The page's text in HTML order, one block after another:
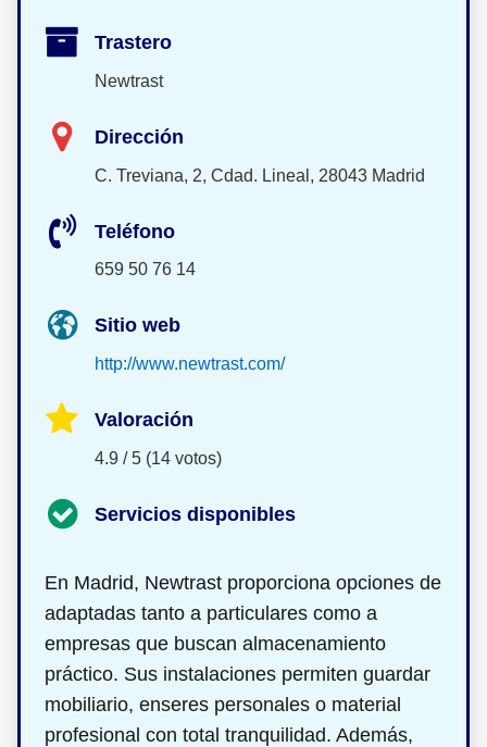
Trastero
Newtrast
Dirección
C. Treviana, 2, Cdad. Lineal, 28043 Madrid
Teléfono
659 50 76 14
Sitio web
http://www.newtrast.com/
Valoración
4.9 / 5 (14 votos)
Servicios disponibles
En Madrid, Newtrast proporciona opciones de
adaptadas tanto a particulares como a
empresas que buscan almacenamiento
práctico. Sus instalaciones permiten guardar
mobiliario, enseres personales o material
profesional con total tranquilidad. Además,